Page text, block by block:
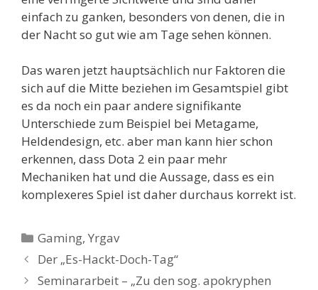
einfach zu ganken, besonders von denen, die in
der Nacht so gut wie am Tage sehen können.
Das waren jetzt hauptsächlich nur Faktoren die
sich auf die Mitte beziehen im Gesamtspiel gibt
es da noch ein paar andere signifikante
Unterschiede zum Beispiel bei Metagame,
Heldendesign, etc. aber man kann hier schon
erkennen, dass Dota 2 ein paar mehr
Mechaniken hat und die Aussage, dass es ein
komplexeres Spiel ist daher durchaus korrekt ist.
Kategorien
Gaming,Yrgav
Der „Es-Hackt-Doch-Tag“
Seminararbeit – „Zu den sog. apokryphen